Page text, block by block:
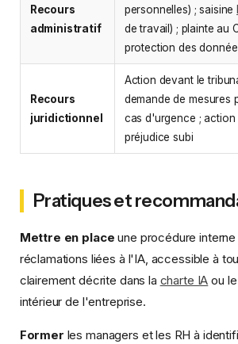
Recours
administratif
personnelles) ; saisine
de travail) ; plainte au
protection des
Recours
juridictionnel
Action devant le
demande de mesures
cas d'urgence ;
préjudice subi
Pratiques et
Mettre en place une procédure
réclamations liées à l'IA, accessible à
clairement décrite dans la charte IA ou
intérieur de l'entreprise.
Former les managers et les RH à